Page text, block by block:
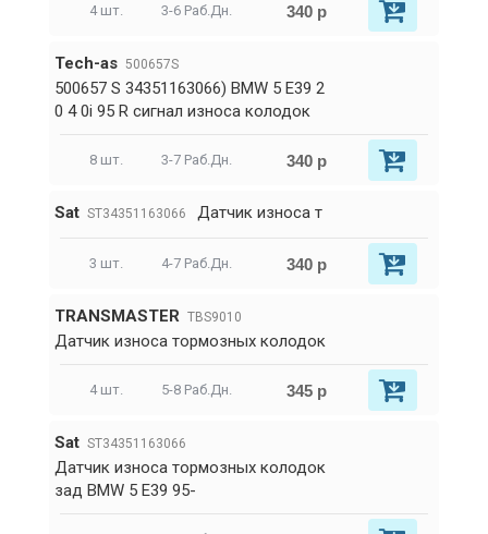
4 шт. 3-6 Раб.Дн. 340 р
Tech-as 500657S
500657 S 34351163066) BMW 5 E39 2
0 4 0i 95 R сигнал износа колодок
8 шт. 3-7 Раб.Дн. 340 р
Sat ST34351163066 Датчик износа т
3 шт. 4-7 Раб.Дн. 340 р
TRANSMASTER TBS9010
Датчик износа тормозных колодок
4 шт. 5-8 Раб.Дн. 345 р
Sat ST34351163066
Датчик износа тормозных колодок
зад BMW 5 E39 95-